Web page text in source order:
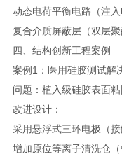
动态电荷平衡电路（注入
复合介质屏蔽层（双层聚
四、结构创新工程案例
案例1：医用硅胶测试解
问题：植入级硅胶表面
改进设计：
采用悬浮式三环电极（接
增加原位等离子清洗仓